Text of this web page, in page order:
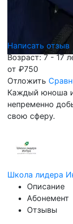
Написать отзыв
Возраст: 7 - 17
от ₽750
Отложить
Каждый юноша
непременно
свою сферу.
Школа лидера
Описание
Абонемент
Отзывы